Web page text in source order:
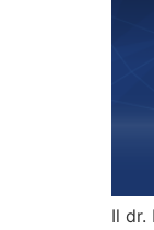
Il dr.